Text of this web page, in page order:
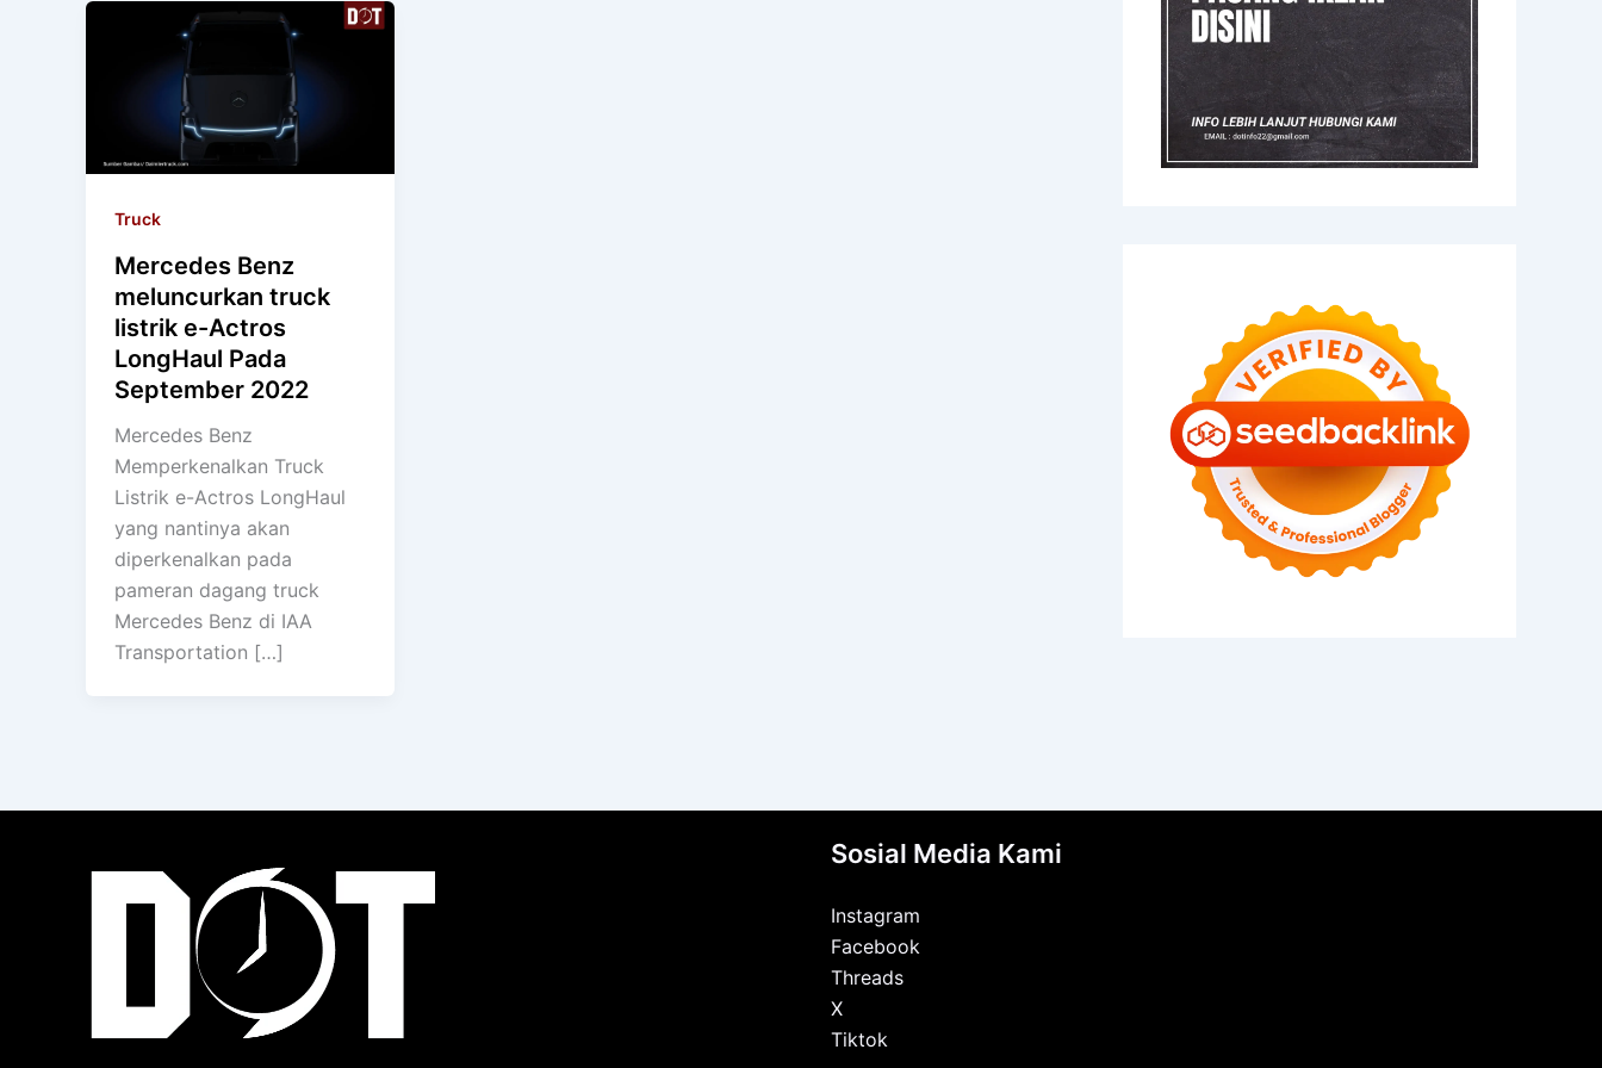
Truck
Mercedes Benz
meluncurkan truck
listrik e-Actros
LongHaul Pada
September 2022
Mercedes Benz
Memperkenalkan Truck
Listrik e-Actros LongHaul
yang nantinya akan
diperkenalkan pada
pameran dagang truck
Mercedes Benz di IAA
Transportation […]
Sosial Media Kami
Instagram
Facebook
Threads
X
Tiktok